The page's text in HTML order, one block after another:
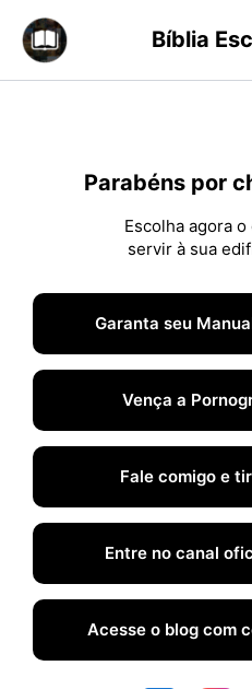
para
Bíblia
Parabéns por
Escolha agora
servir à sua
Garanta seu
Vença a
Fale comigo e
Entre no canal
Acesse o blog com